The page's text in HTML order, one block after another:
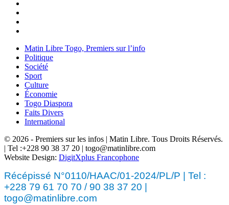
Matin Libre Togo, Premiers sur l’info
Politique
Société
Sport
Culture
Économie
Togo Diaspora
Faits Divers
International
© 2026 - Premiers sur les infos | Matin Libre. Tous Droits Réservés.
| Tel :+228 90 38 37 20 | togo@matinlibre.com
Website Design: DigitXplus Francophone
Récépissé N°0110/HAAC/01-2024/PL/P | Tel :
+228 79 61 70 70 / 90 38 37 20 |
togo@matinlibre.com